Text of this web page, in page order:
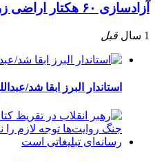
آزادسازی ۶۰ هکتار اراضی زراعی از چنگ ویلاسازان
1 سال قبل
استاندار البرز ابقا شد/